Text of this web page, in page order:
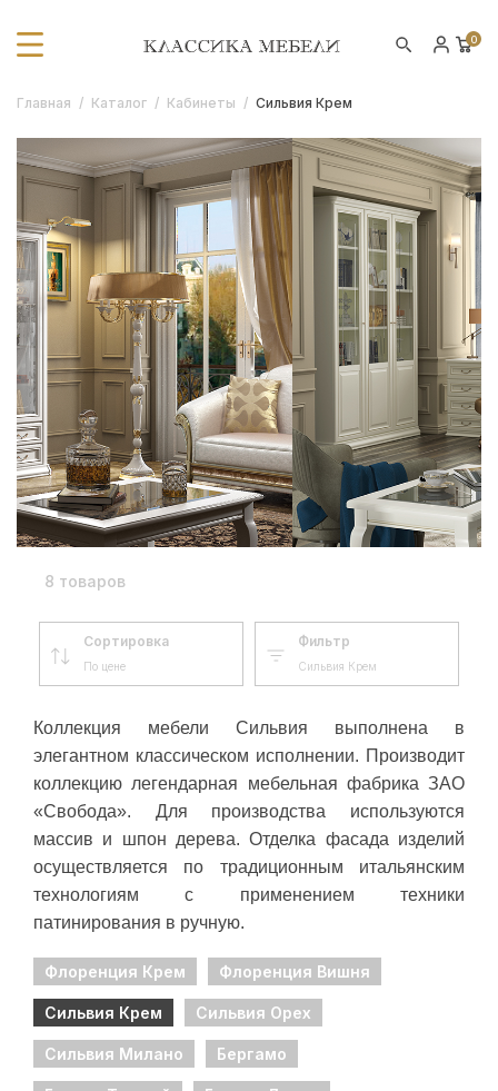
0
Главная / Каталог / Кабинеты / Сильвия Крем
8 товаров
Сортировка
По цене
Фильтр
Сильвия Крем
Коллекция мебели Сильвия выполнена в
элегантном классическом исполнении. Производит
коллекцию легендарная мебельная фабрика ЗАО
«Свобода». Для производства используются
массив и шпон дерева.Отделка фасада изделий
осуществляется по традиционным итальянским
технологиям с применением техники
патинирования в ручную.
Флоренция Крем Флоренция Вишня
Сильвия Крем Сильвия Орех
Сильвия Милано Бергамо